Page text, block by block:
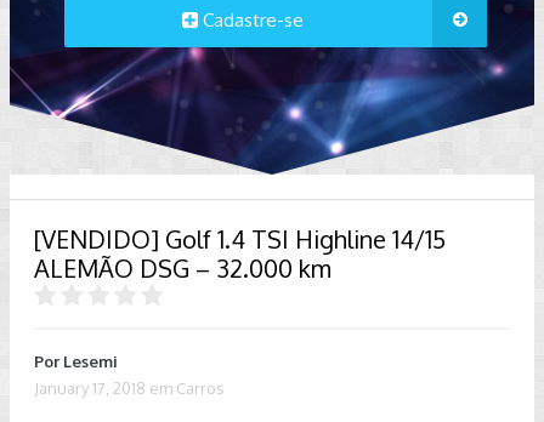
Cadastre-se
[VENDIDO] Golf 1.4 TSI Highline 14/15
ALEMÃO DSG – 32.000 km
Por Lesemi
January 17, 2018 em Carros